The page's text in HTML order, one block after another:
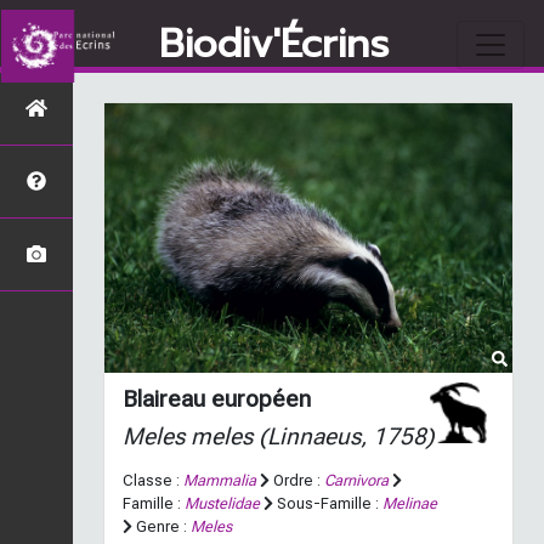
Biodiv'Écrins
Blaireau européen
Meles meles(Linnaeus, 1758)
Classe : Mammalia Ordre : Carnivora
Famille : Mustelidae Sous-Famille : Melinae
Genre : Meles